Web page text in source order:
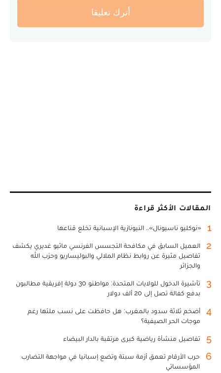
أترك تعليقا
المقالات الأكثر قراءة
1 «نوكليو ناسيونال».. النيونازية الإسبانية تخلع قناعها
2
العميل السابق في مكافحة التجسس الفرنسي ماثيو غديري يكشف
تفاصيل مثيرة عن روابط نظام الملالي والبوليساريو وحزب الله
والجزائر
3
تأشيرة الدخول للولايات المتحدة: مواطنو 30 دولة إفريقية مطالبون
بدفع كفالة تصل إلى 20 ألف دولار
4
أضخم ثلاثة سدود بالمغرب: هل حافظت على نسب ملئها رغم
موجات الحر الصيفية؟
5 تفاصيل منشأة رياضية كبرى مرتقبة بالدار البيضاء
6
حرب الأرقام تعمق أزمة سبتة وتضع إسبانيا في مواجهة التضارب
المؤسساتي